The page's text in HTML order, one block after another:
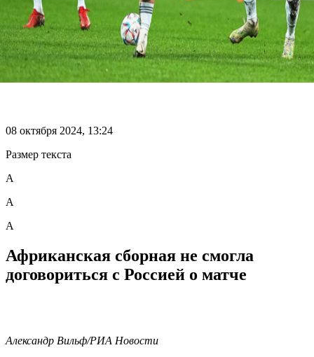
08 октября 2024, 13:24
Размер текста
А
А
А
Африканская сборная не смогла
договориться с Россией о матче
Александр Вильф/РИА Новости